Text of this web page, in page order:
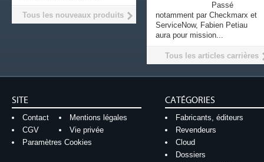
Passé
notamment par Checkmarx et
ServiceNow, Fabien Petiau
aura pour mission...
Tous les articles carrières
Tous les nouveaux produits
SITE
Contact
Mentions légales
CGV
Vie privée
Paramètres Cookies
CATÉGORIES
Fabricants, éditeurs
Revendeurs
Cloud
Dossiers